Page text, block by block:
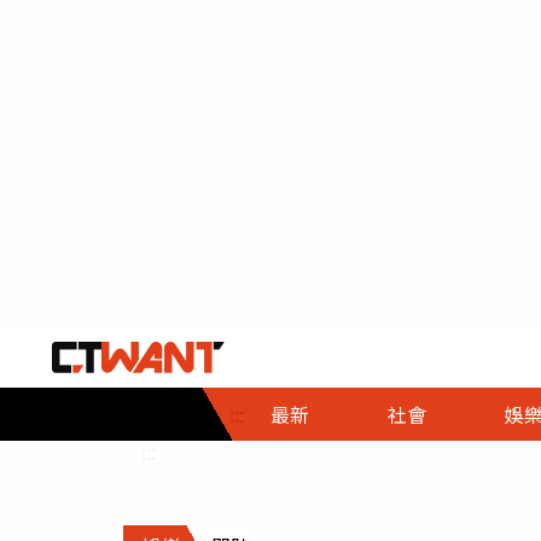
::: 最新 社會
社會首頁
時事
調查
娛樂
娛樂首頁
即時
財經首頁
熱線
政